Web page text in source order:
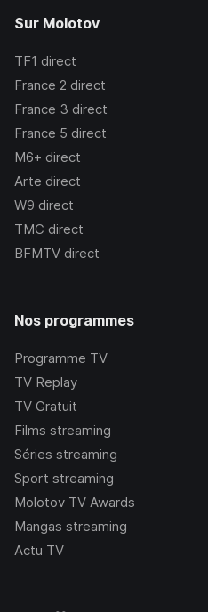
Sur Molotov
TF1 direct
France 2 direct
France 3 direct
France 5 direct
M6+ direct
Arte direct
W9 direct
TMC direct
BFMTV direct
Nos programmes
Programme TV
TV Replay
TV Gratuit
Films streaming
Séries streaming
Sport streaming
Molotov TV Awards
Mangas streaming
Actu TV